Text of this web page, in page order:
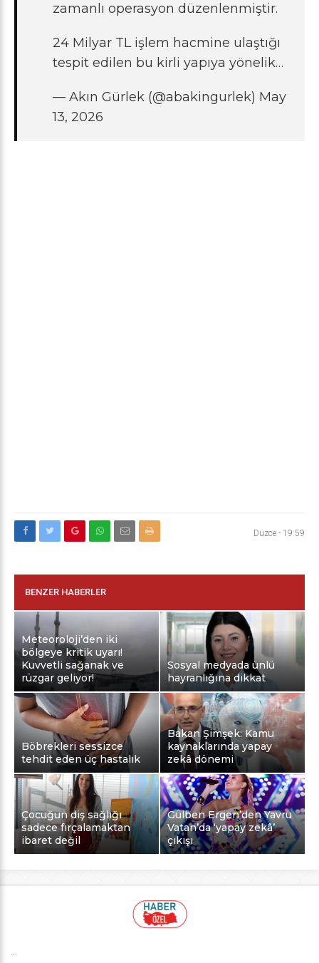
zamanlı operasyon düzenlenmiştir.
24 Milyar TL işlem hacmine ulaştığı
tespit edilen bu kirli yapıya yönelik…
— Akın Gürlek (@abakingurlek) May
13, 2026
Düzce - 19:59
BENZER HABERLER
Meteoroloji’den iki
bölgeye kritik uyarı!
Kuvvetli sağanak ve
rüzgar geliyor!
Sosyal medyada ünlü
hayranlığına dikkat
Böbrekleri sessizce
tehdit eden üç hastalık
Bakan Şimşek: Kamu
kaynaklarında yapay
zekâ dönemi
Çocuğun diş sağlığı
sadece fırçalamaktan
ibaret değil
Gülben Ergen’den Yavru
Vatan’da ‘yapay zekâ’
çıkışı